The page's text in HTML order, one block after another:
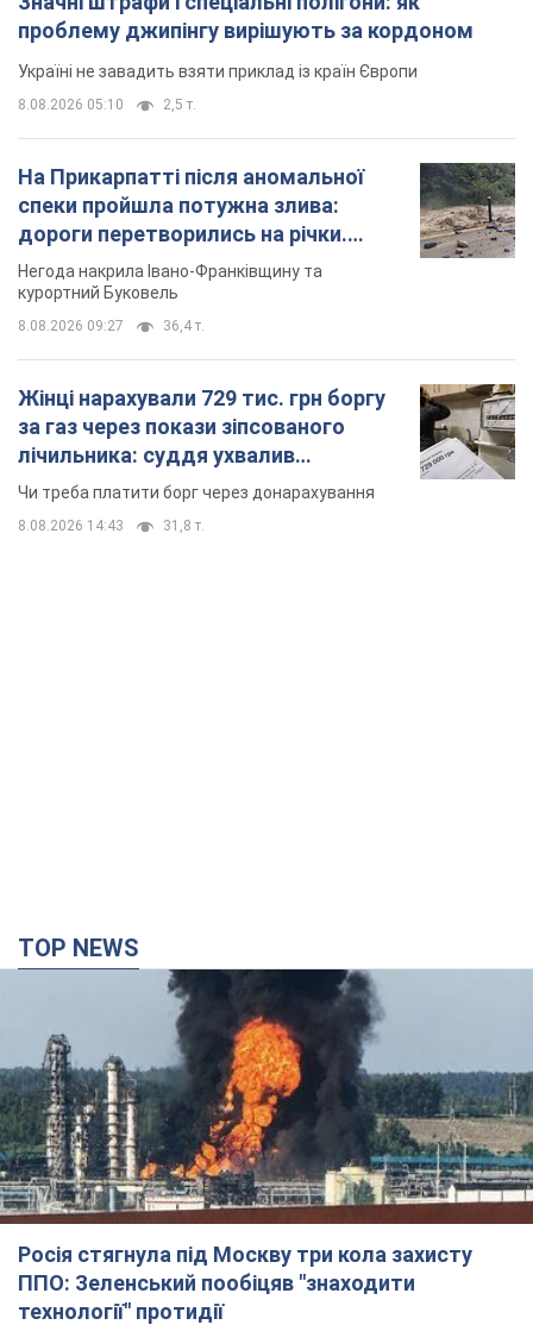
Жінці нарахували 729 тис. грн боргу
за газ через покази зіпсованого
лічильника: суддя ухвалив
неочікуване рішення
Чи треба платити борг через донарахування
8.08.2026 14:43 31,8 т.
Президент заявив, що навіть посилена система
протиповітряної оборони РФ не гарантує захисту від
8 годин тому 59,0 т.
Україна придбала у Туреччини 70 балістичних
ракет і багато іншого озброєння: у Держдепі
США оприлюднили список
Держдеп вже поставив до відома американський Конгрес
9 годин тому
"Нас почули на одне вухо": у містах України 24-й